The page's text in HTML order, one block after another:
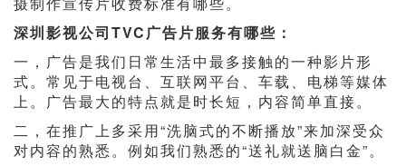
深圳影视公司TVC广告片服务有哪些：
一，广告是我们日常生活中最多接触的一种影片形
式。常见于电视台、互联网平台、车载、电梯等媒体
上。广告最大的特点就是时长短，内容简单直接。
二，在推广上多采用“洗脑式的不断播放”来加深受众
对内容的熟悉。例如我们熟悉的“送礼就送脑白金”。